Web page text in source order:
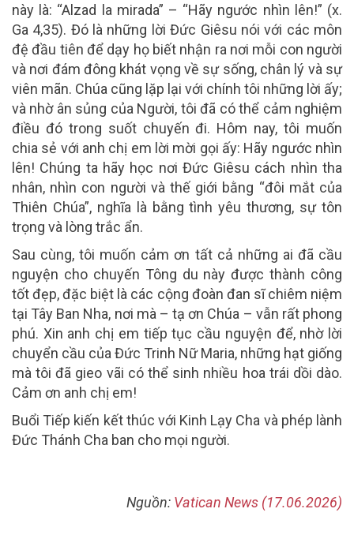
này là: “Alzad la mirada” – “Hãy ngước nhìn lên!” (x.
Ga 4,35). Đó là những lời Đức Giêsu nói với các môn
đệ đầu tiên để dạy họ biết nhận ra nơi mỗi con người
và nơi đám đông khát vọng về sự sống, chân lý và sự
viên mãn. Chúa cũng lặp lại với chính tôi những lời ấy;
và nhờ ân sủng của Người, tôi đã có thể cảm nghiệm
điều đó trong suốt chuyến đi. Hôm nay, tôi muốn
chia sẻ với anh chị em lời mời gọi ấy: Hãy ngước nhìn
lên! Chúng ta hãy học nơi Đức Giêsu cách nhìn tha
nhân, nhìn con người và thế giới bằng “đôi mắt của
Thiên Chúa”, nghĩa là bằng tình yêu thương, sự tôn
trọng và lòng trắc ẩn.
Sau cùng, tôi muốn cảm ơn tất cả những ai đã cầu
nguyện cho chuyến Tông du này được thành công
tốt đẹp, đặc biệt là các cộng đoàn đan sĩ chiêm niệm
tại Tây Ban Nha, nơi mà – tạ ơn Chúa – vẫn rất phong
phú. Xin anh chị em tiếp tục cầu nguyện để, nhờ lời
chuyển cầu của Đức Trinh Nữ Maria, những hạt giống
mà tôi đã gieo vãi có thể sinh nhiều hoa trái dồi dào.
Cảm ơn anh chị em!
Buổi Tiếp kiến kết thúc với Kinh Lạy Cha và phép lành
Đức Thánh Cha ban cho mọi người.
Nguồn: Vatican News (17.06.2026)